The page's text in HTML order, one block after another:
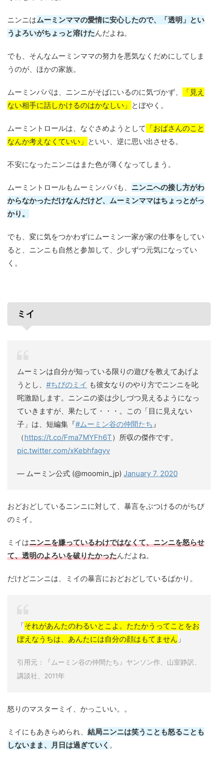
ニンニはムーミンママの愛情に安心したので、「透明」とい
うよろいがちょっと溶けたんだよね。
でも、そんなムーミンママの努力を悪気なくだめにしてしま
うのが、ほかの家族。
ムーミンパパは、ニンニがそばにいるのに気づかず、
「見え
ない相手に話しかけるのはかなしい」 とぼやく。
ムーミントロールは、なぐさめようとして 「おばさんのこと
なんか考えなくていい」 といい、逆に思い出させる。
不安になったニンニはまた色が薄くなってしまう。
ムーミントロールもムーミンパパも、 ニンニへの接し方がわ
からなかっただけなんだけど、ムーミンママはちょっとがっ
かり。
でも、変に気をつかわずにムーミン一家が家の仕事をしてい
ると、ニンニも自然と参加して、少しずつ元気になってい
く。
ミイ
ムーミンは自分が知っている限りの遊びを教えてあげよ
うとし、 #ちびのミイ も彼女なりのやり方でニンニを叱
咤激励します。ニンニの姿は少しづつ見えるようになっ
ていきますが、果たして・・・。この「目に見えない
子」は、短編集『#ムーミン谷の仲間たち 』
（https://t.co/Fma7MYFh6T）所収の傑作です。
pic.twitter.com/xKebhfagyv
— ムーミン公式 (@moomin_jp) January 7, 2020
おどおどしているニンニに対して、暴言をぶつけるのがちび
のミイ。
ミイはニンニを嫌っているわけではなくて、ニンニを怒らせ
て、透明のよろいを破りたかったんだよね。
だけどニンニは、ミイの暴言におどおどしているばかり。
「それがあんたのわるいとこよ。たたかうってことをお
ぼえなうちは、あんたには自分の顔はもてません 」
引用元：『ムーミン谷の仲間たち』ヤンソン作、山室静訳、
講談社、2011年
怒りのマスターミイ、かっこいい。。
ミイにもあきらめられ、 結局ニンニは笑うことも怒ることも
しないまま、月日は過ぎていく 。